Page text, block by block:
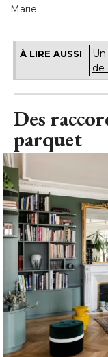
Marie.
À LIRE AUSSI
de
Des
parquet